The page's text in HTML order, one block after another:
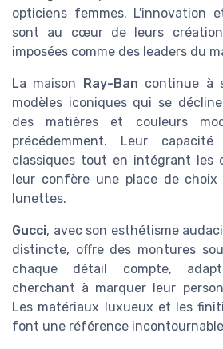
opticiens femmes. L'innovation
sont au cœur de leurs
imposées comme des leaders du
La maison Ray-Ban continue à
modèles iconiques qui se
des matières et couleurs
précédemment. Leur
classiques tout en intégrant les
leur confère une place de choix
lunettes.
Gucci, avec son esthétisme
distincte, offre des montures
chaque détail compte,
cherchant à marquer leur
Les matériaux luxueux et les
font une référence